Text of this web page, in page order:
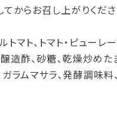
からお召し上がりくださ
マト、トマト・ピューレ
造酢、砂糖、乾燥炒め
ガラムマサラ、発酵調味